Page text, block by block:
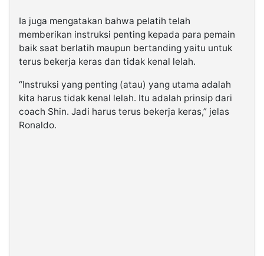
Ia juga mengatakan bahwa pelatih telah
memberikan instruksi penting kepada para pemain
baik saat berlatih maupun bertanding yaitu untuk
terus bekerja keras dan tidak kenal lelah.
“Instruksi yang penting (atau) yang utama adalah
kita harus tidak kenal lelah. Itu adalah prinsip dari
coach Shin. Jadi harus terus bekerja keras,” jelas
Ronaldo.